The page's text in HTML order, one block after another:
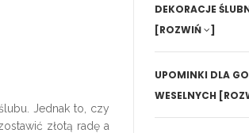
Jednak to, czy
złotą radę a
DEKORACJE
[ROZWIŃ
]
UPOMINKI DLA
WESELNYCH